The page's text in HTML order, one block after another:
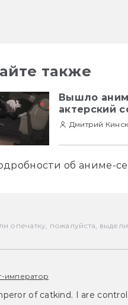
также
Вышло
актерский
Дмитрий
об аниме-
опечатку, пожалуйста,
император
of catkind. I are